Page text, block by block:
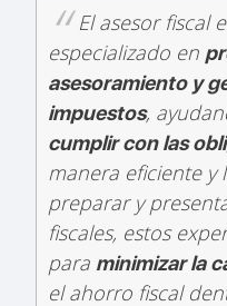
El asesor fiscal
especializado en
asesoramiento y
impuestos,
cumplir con las
manera eficiente y
preparar y
fiscales, estos
para minimizar la
el ahorro fiscal